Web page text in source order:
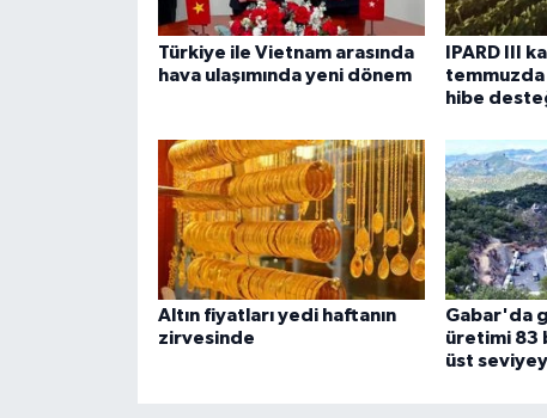
Türkiye ile Vietnam arasında
hava ulaşımında yeni dönem
IPARD III
hibe
Altın fiyatları yedi haftanın
zirvesinde
Gabar'da
üretimi 83
üst